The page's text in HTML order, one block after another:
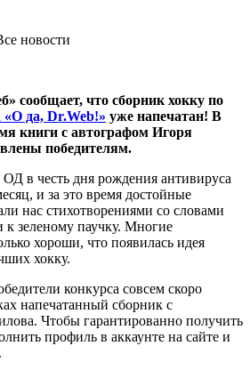
новости
сообщает, что сборник хокку по
«О да, Dr.Web!» уже напечатан! В
книги с автографом Игоря
победителям.
в честь дня рождения антивируса
и за это время достойные
нас стихотворениями со словами
к зеленому паучку. Многие
хороши, что появилась идея
хокку.
конкурса совсем скоро
напечатанный сборник с
Чтобы гарантированно получить
профиль в аккаунте на сайте и